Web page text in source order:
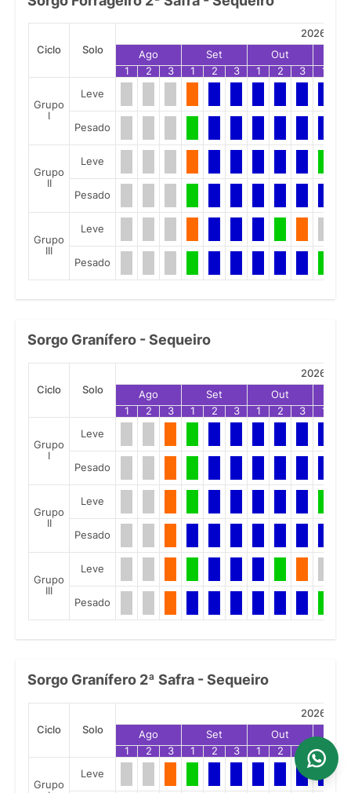
Ciclo Solo
2026
Ago
Set Out
1
2 3 1 2 3 1 2 3 1
Grupo
I
Leve
Pesado
Grupo
II
Leve
Pesado
Grupo
III
Leve
Pesado
Sorgo Granífero - Sequeiro
Ciclo Solo
2026
Ago
Set Out
1
2 3 1 2 3 1 2 3 1
Grupo
I
Leve
Pesado
Grupo
II
Leve
Pesado
Grupo
III
Leve
Pesado
Sorgo Granífero 2ª Safra - Sequeiro
Ciclo Solo
2026
Ago
Set Out
1
2 3 1 2 3 1 2 1
Grupo
Leve